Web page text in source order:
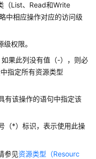
（List、Read和Write
中相应操作对应的访问级
权限。
果此列没有值（-），则必
指定所有资源类型
有该操作的语句中指定该
（*）标识，表示使用此操
参见资源类型（Resourc